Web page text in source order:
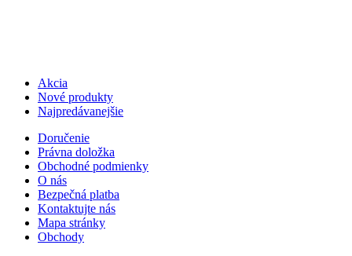
Akcia
Nové produkty
Najpredávanejšie
Doručenie
Právna doložka
Obchodné podmienky
O nás
Bezpečná platba
Kontaktujte nás
Mapa stránky
Obchody